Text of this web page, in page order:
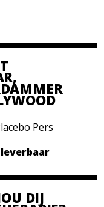
Pers
DIJ